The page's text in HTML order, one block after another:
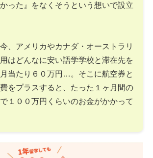
った』をなくそうという想いで設立
、アメリカやカナダ・オーストラリ
はどんなに安い語学学校と滞在先を
当たり６０万円…。そこに航空券と
をプラスすると、たった１ヶ月間の
１００万円くらいのお金がかかって